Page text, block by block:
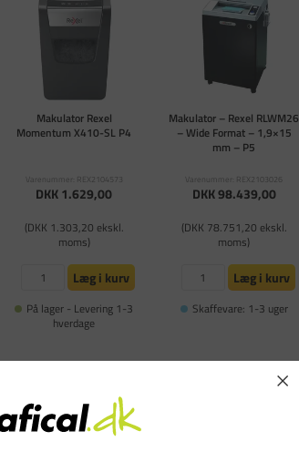
Makulator Rexel
Momentum X410-SL P4
Varenummer: REX2104573
DKK 1.629,00
(DKK 1.303,20 ekskl.
moms)
Læg i kurv
På lager - Levering 1-3
hverdage
Makulator – Rexel RLWM26
– Wide Format – 1,9×15
mm – P5
Varenummer: REX2103026
DKK 98.439,00
(DKK 78.751,20 ekskl.
moms)
Læg i kurv
Skaffevare: 1-3 uger